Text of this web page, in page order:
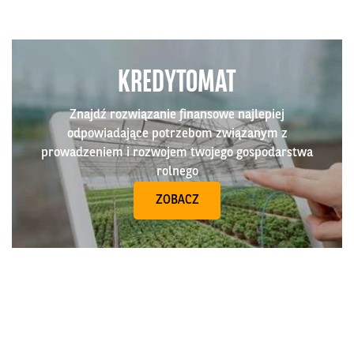
KREDYTOMAT
Znajdź rozwiązanie finansowe najlepiej
odpowiadające potrzebom związanym z
prowadzeniem i rozwojem twojego gospodarstwa
rolnego
ZOBACZ